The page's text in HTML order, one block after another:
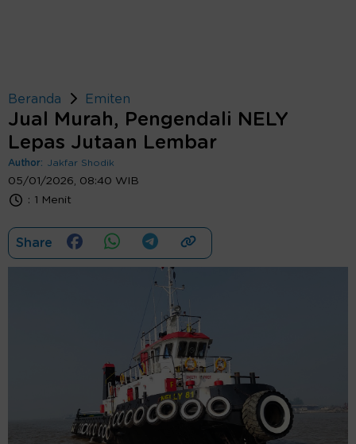
Beranda Emiten
Jual Murah, Pengendali NELY
Lepas Jutaan Lembar
Author: Jakfar Shodik
05/01/2026, 08:40 WIB
: 1 Menit
Share